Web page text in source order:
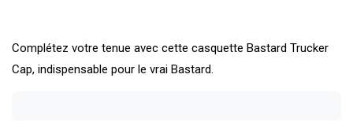
Complétez votre tenue avec cette casquette Bastard Trucker
Cap, indispensable pour le vrai Bastard.